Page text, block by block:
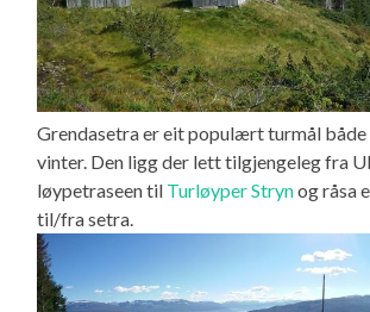
Grendasetra er eit populært turmål både
vinter. Den ligg der lett tilgjengeleg fra
løypetraseen til Turløyper Strynog råsa
til/fra setra.